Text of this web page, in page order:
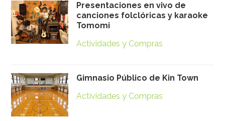
Presentaciones en vivo de
canciones folclóricas y karaoke
Tomomi
Actividades y Compras
Gimnasio Público de Kin Town
Actividades y Compras